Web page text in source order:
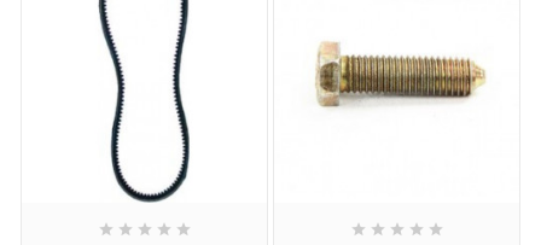
         